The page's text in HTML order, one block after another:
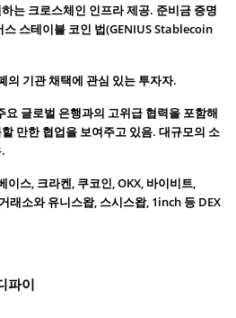
는 크로스체인 인프라 제공. 준비금 증명
스테이블 코인 법(GENIUS Stablecoin
의 기관 채택에 관심 있는 투자자.
요 글로벌 은행과의 고위급 협력을 포함해
만한 협업을 보여주고 있음. 대규모의 소
이스, 크라켄, 쿠코인, OKX, 바이비트,
래소와 유니스왑, 스시스왑, 1inch 등 DEX
파이